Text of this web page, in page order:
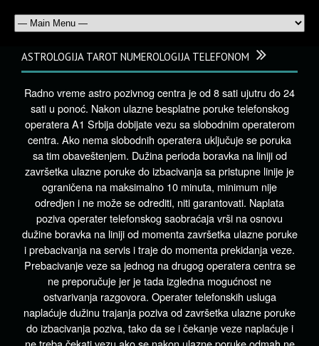
ASTROLOGIJA TAROT NUMEROLOGIJA TELEFONOM
Radno vreme astro pozivnog centra je od 8 sati ujutru do 24
sati u ponoć. Nakon ulazne besplatne poruke telefonskog
operatera A1 Srbija dobijate vezu sa slobodnim operaterom
centra. Ako nema slobodnih operatera uključuje se poruka
sa tim obaveštenjem. Dužina perioda boravka na liniji od
završetka ulazne poruke do izbacivanja sa pristupne linije je
ograničena na maksimalno 10 minuta, minimum nije
odredjen i ne može se odrediti, niti garantovati. Naplata
poziva operater telefonskog saobraćaja vrši na osnovu
dužine boravka na liniji od momenta završetka ulazne poruke
i prebacivanja na servis i traje do momenta prekidanja veze.
Prebacivanje veze sa jednog na drugog operatera centra se
ne preporučuje jer je tada izgledna mogućnost ne
ostvarivanja razgovora. Operater telefonskih usluga
naplaćuje dužinu trajanja poziva od završetka ulazne poruke
do izbacivanja poziva, tako da se i čekanje veze naplaćuje i